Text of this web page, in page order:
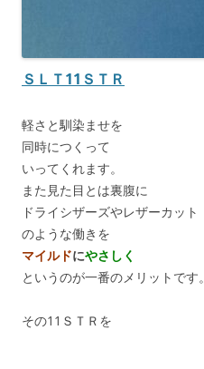
ＳＬＴ11ＳＴＲ
軽さと馴染ませを
同時につくって
いってくれます。
また見た目とは裏腹に
ドライシザーズやレザーカット
のような働きを
マイルドにやさしく
というのが一番のメリットです。
その11ＳＴＲを